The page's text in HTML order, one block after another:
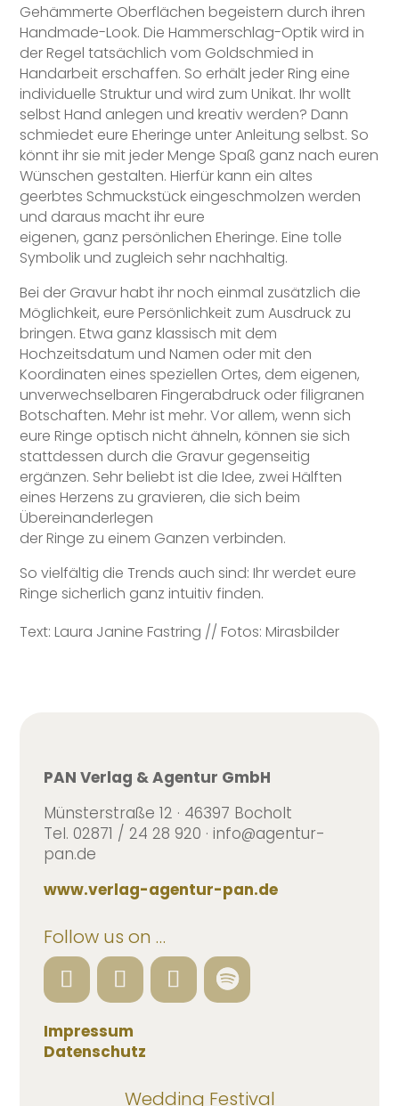
Gehämmerte Oberflächen begeistern durch ihren
Handmade-Look. Die Hammerschlag-Optik wird in
der Regel tatsächlich vom Goldschmied in
Handarbeit erschaffen. So erhält jeder Ring eine
individuelle Struktur und wird zum Unikat. Ihr wollt
selbst Hand anlegen und kreativ werden? Dann
schmiedet eure Eheringe unter Anleitung selbst. So
könnt ihr sie mit jeder Menge Spaß ganz nach euren
Wünschen gestalten. Hierfür kann ein altes
geerbtes Schmuckstück eingeschmolzen werden
und daraus macht ihr eure
eigenen, ganz persönlichen Eheringe. Eine tolle
Symbolik und zugleich sehr nachhaltig.
Bei der Gravur habt ihr noch einmal zusätzlich die
Möglichkeit, eure Persönlichkeit zum Ausdruck zu
bringen. Etwa ganz klassisch mit dem
Hochzeitsdatum und Namen oder mit den
Koordinaten eines speziellen Ortes, dem eigenen,
unverwechselbaren Fingerabdruck oder filigranen
Botschaften. Mehr ist mehr. Vor allem, wenn sich
eure Ringe optisch nicht ähneln, können sie sich
stattdessen durch die Gravur gegenseitig
ergänzen. Sehr beliebt ist die Idee, zwei Hälften
eines Herzens zu gravieren, die sich beim
Übereinanderlegen
der Ringe zu einem Ganzen verbinden.
So vielfältig die Trends auch sind: Ihr werdet eure
Ringe sicherlich ganz intuitiv finden.
Text: Laura Janine Fastring // Fotos: Mirasbilder
PAN Verlag & Agentur GmbH
Münsterstraße 12 · 46397 Bocholt
Tel. 02871 / 24 28 920 · info@agentur-
pan.de
www.verlag-agentur-pan.de
Follow us on …
Impressum
Datenschutz
Wedding Festival